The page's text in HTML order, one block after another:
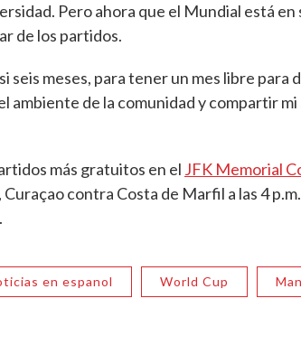
Pero ahora que el Mundial está en
de los partidos.
seis meses, para tener un mes libre para
ambiente de la comunidad y compartir mi
más gratuitos en el JFK Memorial
contra Costa de Marfil a las 4
en espanol World Cup